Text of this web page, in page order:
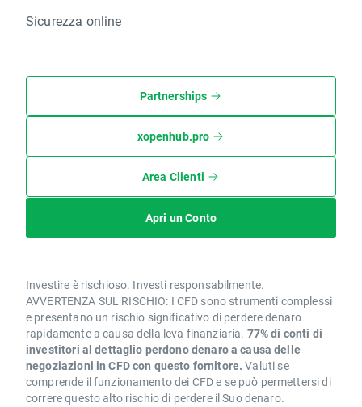
Sicurezza online
Partnerships
xopenhub.pro
Area Clienti
Apri un Conto
Investire è rischioso. Investi responsabilmente.
AVVERTENZA SUL RISCHIO: I CFD sono strumenti complessi
e presentano un rischio significativo di perdere denaro
rapidamente a causa della leva finanziaria. 77% di conti di
investitori al dettaglio perdono denaro a causa delle
negoziazioni in CFD con questo fornitore. Valuti se
comprende il funzionamento dei CFD e se può permettersi di
correre questo alto rischio di perdere il Suo denaro.